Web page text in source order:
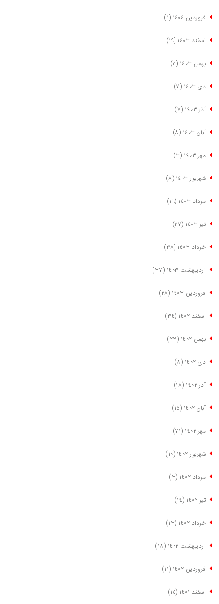
فروردین ١٤٠٤ (١)
اسفند ١٤٠٣ (١٩)
بهمن ١٤٠٣ (٥)
دی ١٤٠٣ (٧)
آذر ١٤٠٣ (٧)
آبان ١٤٠٣ (٨)
مهر ١٤٠٣ (٣)
شهریور ١٤٠٣ (٨)
مرداد ١٤٠٣ (١٦)
تیر ١٤٠٣ (٢٧)
خرداد ١٤٠٣ (٣٨)
اردیبهشت ١٤٠٣ (٣٧)
فروردین ١٤٠٣ (٢٨)
اسفند ١٤٠٢ (٣٤)
بهمن ١٤٠٢ (٢٣)
دی ١٤٠٢ (٨)
آذر ١٤٠٢ (١٨)
آبان ١٤٠٢ (١٥)
مهر ١٤٠٢ (٧١)
شهریور ١٤٠٢ (١٠)
مرداد ١٤٠٢ (٣)
تیر ١٤٠٢ (١٤)
خرداد ١٤٠٢ (١٣)
اردیبهشت ١٤٠٢ (١٨)
فروردین ١٤٠٢ (١١)
اسفند ١٤٠١ (١٥)